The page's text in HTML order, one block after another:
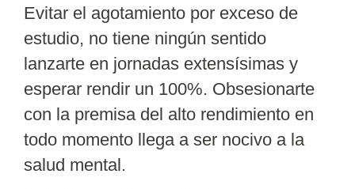
Evitar el agotamiento por exceso de
estudio, no tiene ningún sentido
lanzarte en jornadas extensísimas y
esperar rendir un 100%. Obsesionarte
con la premisa del alto rendimiento en
todo momento llega a ser nocivo a la
salud mental.